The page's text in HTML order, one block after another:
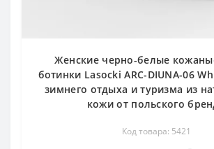
Женские черно-белые
ботинки Lasocki ARC-DIUNA-06
зимнего отдыха и туризма из
кожи от польского
Код товара: 5421